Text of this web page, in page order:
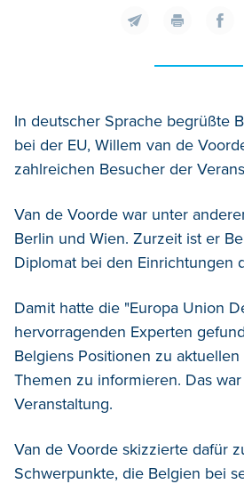
In deutscher Sprache begrüßte
bei der EU, Willem van de
zahlreichen Besucher der
Van de Voorde war unter
Berlin und Wien. Zurzeit ist er
Diplomat bei den Einrichtungen
Damit hatte die "Europa Union
hervorragenden Experten
Belgiens Positionen zu
Themen zu informieren. Das
Veranstaltung.
Van de Voorde skizzierte dafür
Schwerpunkte, die Belgien bei